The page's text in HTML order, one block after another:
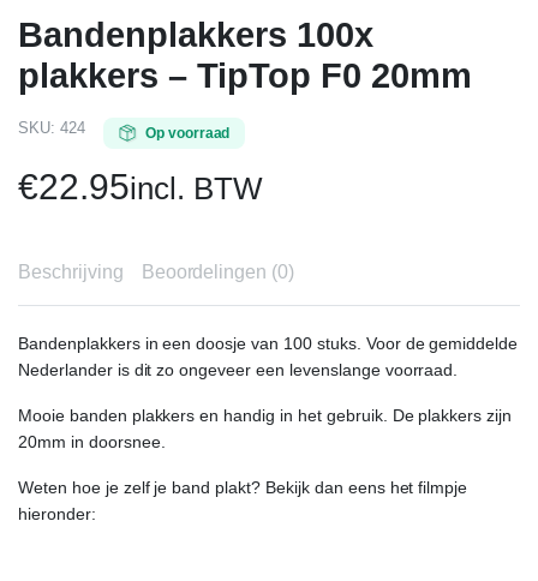
Bandenplakkers 100x
plakkers – TipTop F0 20mm
SKU: 424 Op voorraad
€22.95incl. BTW
Beschrijving Beoordelingen (0)
Bandenplakkers in een doosje van 100 stuks. Voor de gemiddelde
Nederlander is dit zo ongeveer een levenslange voorraad.
Mooie banden plakkers en handig in het gebruik. De plakkers zijn
20mm in doorsnee.
Weten hoe je zelf je band plakt? Bekijk dan eens het filmpje
hieronder: